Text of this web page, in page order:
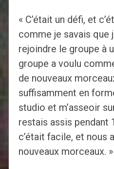
« C’était un défi, et
comme je savais que
rejoindre le groupe à
groupe a voulu
de nouveaux
suffisamment en
studio et m’asseoir
restais assis pendant
c’était facile, et nous
nouveaux morceaux. »